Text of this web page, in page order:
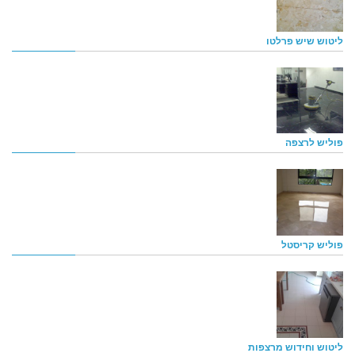
ליטוש שיש פרלטו
פוליש לרצפה
פוליש קריסטל
ליטוש וחידוש מרצפות